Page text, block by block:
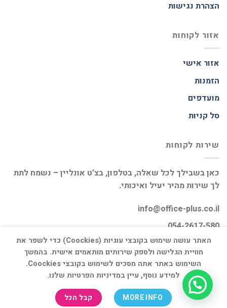
הצהרת נגישות
אזור לקוחות
אזור אישי
הזמנות
מועדפים
סל קניות
שירות לקוחות
כאן בשבילך לכל שאלה, בטלפון, בצ’ט אונליין – נשמח לתת
לך שירות מהיר יעיל ואיכותי.
info@office-plus.co.il
054-2617-580
כל הזכויות שמורות 2026 © אופיס פלוס
האתר עושה שימוש בקובצי עוגיות (Coockies) כדי לשפר את
חוויית הגלישה ולספק שירותים מותאמים אישית. בהמשך
השימוש באתר אתה מסכים לשימוש בקובצי Coockies.
למידע נוסף, עיין במדיניות הפרטיות שלנו.
MORE INFO קבל הכל